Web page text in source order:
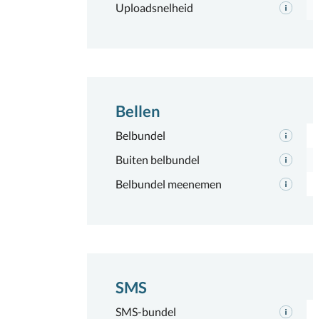
Uploadsnelheid
Bellen
Belbundel
Buiten belbundel
Belbundel meenemen
SMS
SMS-bundel